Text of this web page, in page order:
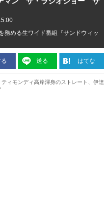
務める生ワイド番組『サンドウィッ
送る はてな
ィモンディ高岸渾身のストレート、伊達